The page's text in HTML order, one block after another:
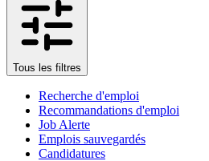
Tous les filtres
Recherche d'emploi
Recommandations d'emploi
Job Alerte
Emplois sauvegardés
Candidatures